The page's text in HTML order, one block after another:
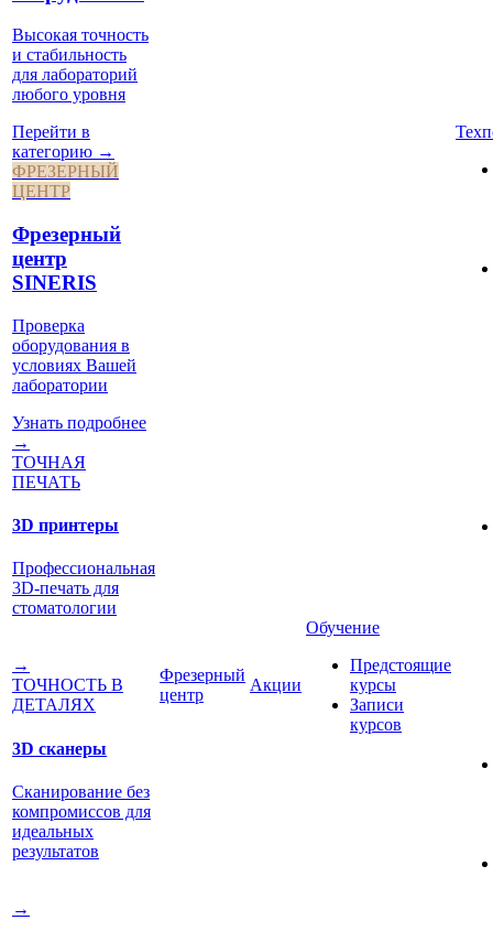
Высокая точность
и стабильность
для лабораторий
любого уровня
Перейти в
категорию →
ФРЕЗЕРНЫЙ
ЦЕНТР
Фрезерный
центр
SINERIS
Проверка
оборудования в
условиях Вашей
лаборатории
Узнать подробнее
→
ТОЧНАЯ
ПЕЧАТЬ
3D принтеры
Профессиональная
3D-печать для
стоматологии
→
ТОЧНОСТЬ В
ДЕТАЛЯХ
3D сканеры
Сканирование без
компромиссов для
идеальных
результатов
→
Фрезерный
центр
Акции
Обучение
Предстоящие
курсы
Записи
курсов